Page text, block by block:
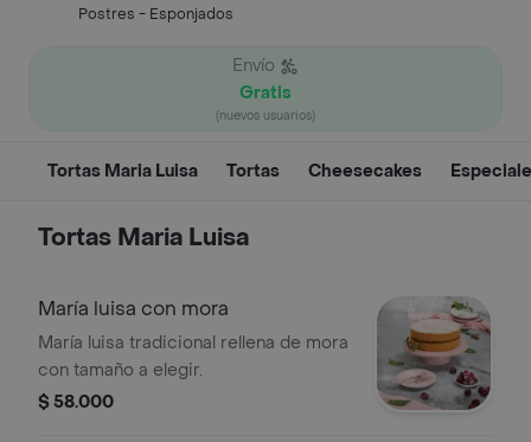
Postres - Esponjados
Envío
Gratis
(nuevos usuarios)
Tortas Maria Luisa Tortas Cheesecakes
Tortas Maria Luisa
María luisa con mora
María luisa tradicional rellena de mora
con tamaño a elegir.
$ 58.000